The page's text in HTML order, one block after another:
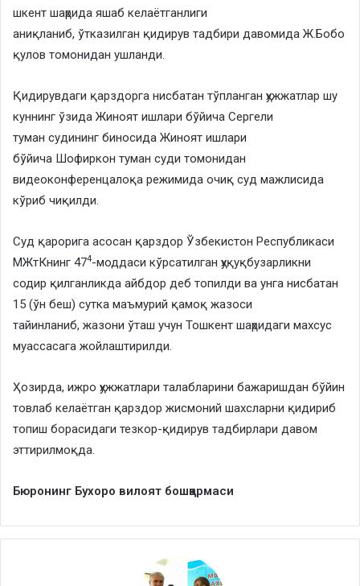
шкент шаҳрида яшаб келаётганлиги
аниқланиб, ўтказилган қидирув тадбири давомида Ж.Бобо
қулов томонидан ушланди.
Қидирувдаги қарздорга нисбатан тўпланган ҳужжатлар шу
куннинг ўзида Жиноят ишлари бўйича Сергели
туман судининг биносида Жиноят ишлари
бўйича Шофиркон туман суди томонидан
видеоконференцалоқа режимида очиқ суд мажлисида
кўриб чиқилди.
Суд қарорига асосан қарздор Ўзбекистон Республикаси
МЖтКнинг 474-моддаси кўрсатилган ҳуқуқбузарликни
содир қилганликда айбдор деб топилди ва унга нисбатан
15 (ўн беш) сутка маъмурий қамоқ жазоси
тайинланиб, жазони ўташ учун Тошкент шаҳридаги махсус
муассасага жойлаштирилди.
Ҳозирда, ижро ҳужжатлари талабларини бажаришдан бўйин
товлаб келаётган қарздор жисмоний шахсларни қидириб
топиш борасидаги тезкор-қидирув тадбирлари давом
эттирилмоқда.
Бюронинг Бухоро вилоят бошқармаси